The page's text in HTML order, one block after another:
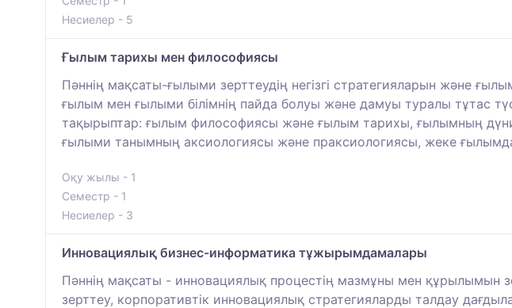
Несиелер - 5
Ғылым тарихы мен философиясы
Пәннің мақсаты-ғылыми зерттеудің негізгі стратегияларын және
ғылым мен ғылыми білімнің пайда болуы және дамуы туралы тұтас
тақырыптар: ғылым философиясы және ғылым тарихы, ғылымның
ғылыми танымның аксиологиясы және праксиологиясы, жеке
Оқу жылы - 1
Семестр - 1
Несиелер - 3
Инновациялық бизнес-информатика тұжырымдамалары
Пәннің мақсаты - инновациялық процестің мазмұны мен құрылымын
зерттеу, корпоративтік инновациялық стратегияларды талдау